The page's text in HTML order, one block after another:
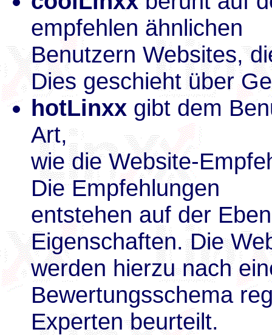
empfehlen ähnlichen
Benutzern Websites,
Dies geschieht über
hotLinxx gibt dem
Art,
wie die Website-
Die Empfehlungen
entstehen auf der
Eigenschaften. Die
werden hierzu nach
Bewertungsschema
Experten beurteilt.